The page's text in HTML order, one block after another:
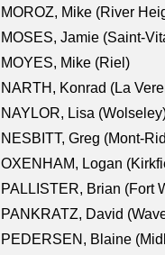
MOROZ, Mike (River
MOSES, Jamie (Saint-
MOYES, Mike (Riel)
NARTH, Konrad (La
NAYLOR, Lisa
NESBITT, Greg (Mont-
OXENHAM, Logan
PALLISTER, Brian (Fort
PANKRATZ, David
PEDERSEN, Blaine